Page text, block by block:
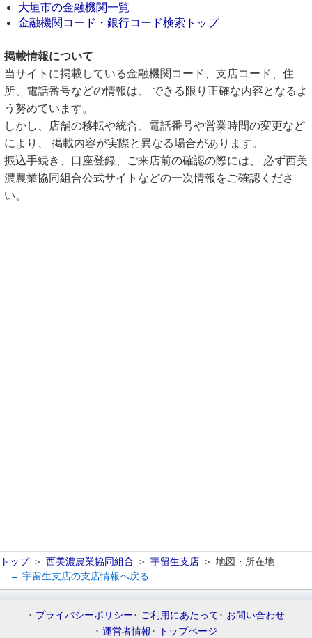
大垣市の金融機関一覧
金融機関コード・銀行コード検索トップ
掲載情報について
当サイトに掲載している金融機関コード、支店コード、住
所、電話番号などの情報は、 できる限り正確な内容となるよ
う努めています。
しかし、店舗の移転や統合、電話番号や営業時間の変更など
により、 掲載内容が実際と異なる場合があります。
振込手続き、口座登録、ご来店前の確認の際には、 必ず西美
濃農業協同組合公式サイトなどの一次情報をご確認くださ
い。
トップ 西美濃農業協同組合 宇留生支店
地図・所在地
← 宇留生支店の支店情報へ戻る
プライバシーポリシー ご利用にあたって
お問い合わせ
運営者情報
トップページ